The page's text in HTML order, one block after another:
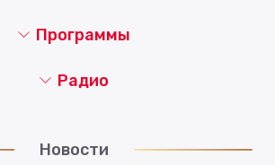
Новости
Программы
Радио